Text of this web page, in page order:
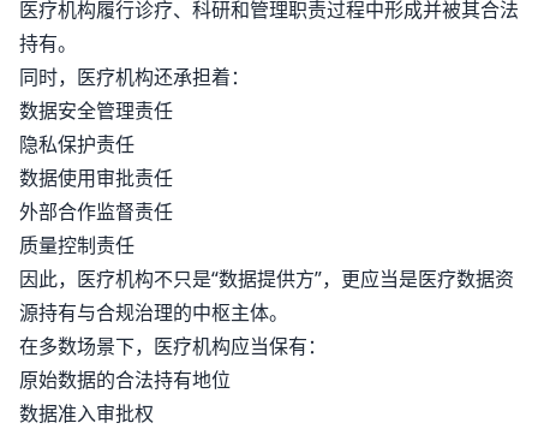
医疗机构履行诊疗、科研和管理职责过程中形成并被其合法
持有。
同时，医疗机构还承担着：
数据安全管理责任
隐私保护责任
数据使用审批责任
外部合作监督责任
质量控制责任
因此，医疗机构不只是“数据提供方”，更应当是医疗数据资
源持有与合规治理的中枢主体。
在多数场景下，医疗机构应当保有：
原始数据的合法持有地位
数据准入审批权